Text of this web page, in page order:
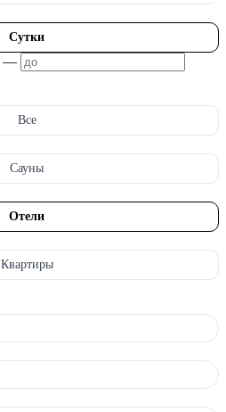
Сутки
—
Все
Сауны
Отели
Квартиры